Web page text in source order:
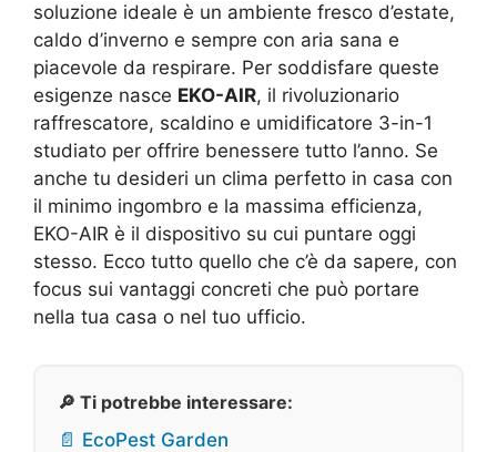
soluzione ideale è un ambiente fresco d’estate,
caldo d’inverno e sempre con aria sana e
piacevole da respirare. Per soddisfare queste
esigenze nasce EKO-AIR, il rivoluzionario
raffrescatore, scaldino e umidificatore 3-in-1
studiato per offrire benessere tutto l’anno. Se
anche tu desideri un clima perfetto in casa con
il minimo ingombro e la massima efficienza,
EKO-AIR è il dispositivo su cui puntare oggi
stesso. Ecco tutto quello che c’è da sapere, con
focus sui vantaggi concreti che può portare
nella tua casa o nel tuo ufficio.
🔎 Ti potrebbe interessare:
📄 EcoPest Garden